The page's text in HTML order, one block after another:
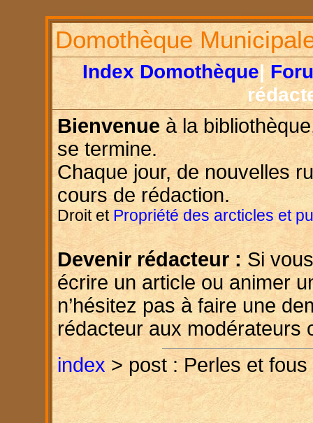
Domothèque
Index Domothèque|
Bienvenue à la
se termine.
Chaque jour, de nouvelles
cours de rédaction.
Droit et Propriété des arcticles et
Devenir rédacteur : Si
écrire un article ou animer
n’hésitez pas à faire une
rédacteur aux modérateurs
index > post : Perles et fous